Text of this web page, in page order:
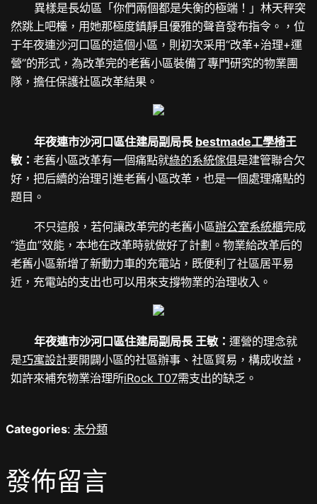
異樣是長幼區「你們兩個都是失衡的極端！」林天秤突
然跳上吧檯，用她那極度鎮靜且優雅的聲音發布指令。，位
于年夜連沙河口區的這個小區，則初次采用“改革+治理+運
營”的形式，為改革完的老舊小區裝備了專門研究的物業團
隊，擔任保護社區改革結果。
年夜連市沙河口區住建局副局長 bestmade工學椅王
敏：老舊小區改革有一個痛點就綠的系統傢俱是建管聯合欠
好，把后續的治理引進老舊小區改革，也是一個處理痛點的
題目。
不只這般，若何讓改革完的老舊小區辦公室系統櫃完成
“造血”效能，本地在改革時就做好了計劃。物業給改革后的
老舊小區新增了新動力車的充電站，既便利了社區居平易
近，充電站的支出也可以用來支撐物業的治理收入。
年夜連市沙河口區住建局副局長 王敏： 運營的理念就
是巧寓設計要開闢小區的社區辦事、社區貿易，構成收益，
如許來補充物業治理所iRock T07需支出的缺乏。
Categories: 未分類
發佈留言